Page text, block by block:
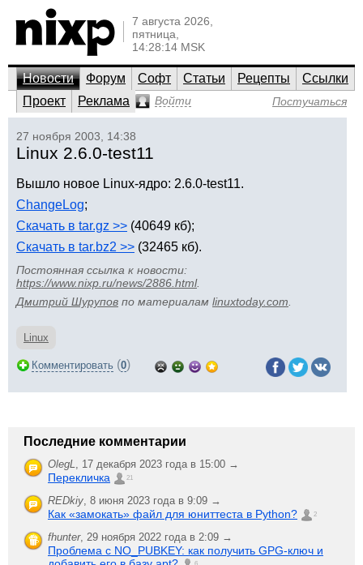
7 августа 2026,
пятница,
14:28:14 MSK
Новости Форум Софт Статьи Рецепты
Ссылки
Проект
Реклама Войти Постучаться
27 ноября 2003, 14:38
Linux 2.6.0-test11
Вышло новое Linux-ядро: 2.6.0-test11.
ChangeLog;
Скачать в tar.gz >> (40649 кб);
Скачать в tar.bz2 >> (32465 кб).
Постоянная ссылка к новости:
https://www.nixp.ru/news/2886.html.
Дмитрий Шурупов по материалам linuxtoday.com
Linux
Комментировать (0)
Последние комментарии
OlegL, 17 декабря 2023 года в 15:00 →
Перекличка 21
REDkiy, 8 июня 2023 года в 9:09 →
Как «замокать» файл для юниттеста в Python? 2
fhunter, 29 ноября 2022 года в 2:09 →
Проблема с NO_PUBKEY: как получить GPG-ключ и